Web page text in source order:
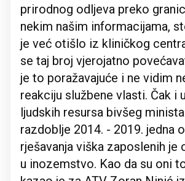
prirodnog odljeva preko
nekim našim informacijama,
je već otišlo iz kliničkog
se taj broj vjerojatno
je to poražavajuće i ne vidim
reakciju službene vlasti. Čak i
ljudskih resursa bivšeg
razdoblje 2014. - 2019. jedna
rješavanja viška zaposlenih je
u inozemstvo. Kao da su oni